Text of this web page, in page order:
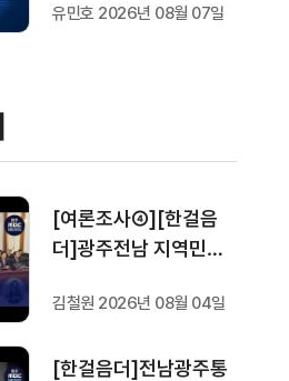
요청
유민호 2026년 08월 07일
[여론조사④][한걸음
더]광주전남 지역민들
할까.. 변수는?
김철원 2026년 08월 04일
[한걸음더]전남광주통